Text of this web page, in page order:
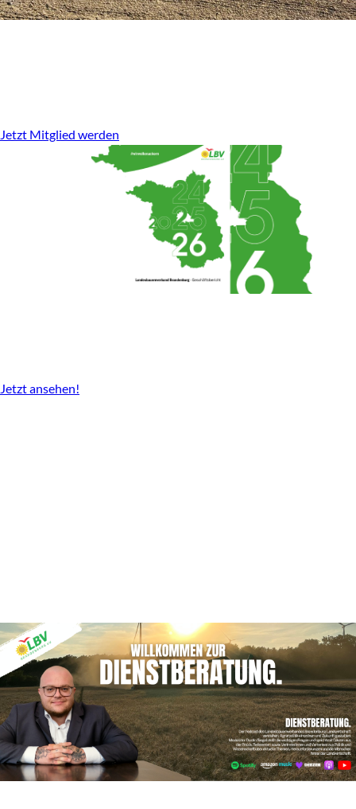
Jetzt Mitglied werden
Jetzt ansehen!